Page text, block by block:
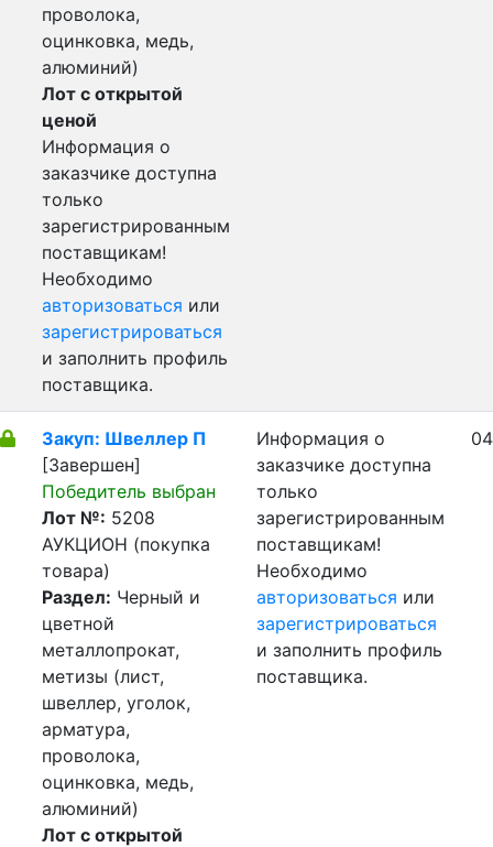
проволока,
оцинковка, медь,
алюминий)
Лот с открытой
ценой
Информация о
заказчике доступна
только
зарегистрированным
поставщикам!
Необходимо
авторизоваться или
зарегистрироваться
и заполнить профиль
поставщика.
Закуп: Швеллер П
[Завершен]
Победитель выбран
Лот №: 5208
АУКЦИОН (покупка
товара)
Раздел: Черный и
цветной
металлопрокат,
метизы (лист,
швеллер, уголок,
арматура,
проволока,
оцинковка, медь,
алюминий)
Лот с открытой
Информация о
заказчике доступна
только
зарегистрированным
поставщикам!
Необходимо
авторизоваться или
зарегистрироваться
и заполнить профиль
поставщика.